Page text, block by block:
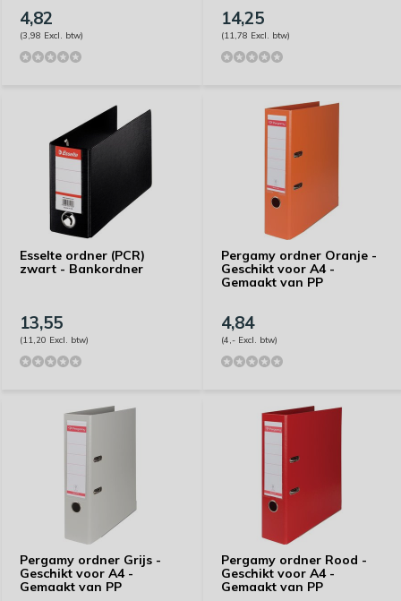
4,82
(3,98 Excl. btw)
14,25
(11,78 Excl. btw)
Esselte ordner (PCR)
zwart - Bankordner
13,55
(11,20 Excl. btw)
Pergamy ordner Oranje -
Geschikt voor A4 -
Gemaakt van PP
4,84
(4,- Excl. btw)
Pergamy ordner Grijs -
Geschikt voor A4 -
Gemaakt van PP
Pergamy ordner Rood -
Geschikt voor A4 -
Gemaakt van PP